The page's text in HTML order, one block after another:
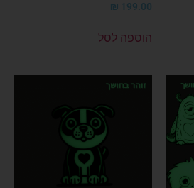
199.00
₪
הוספה לסל